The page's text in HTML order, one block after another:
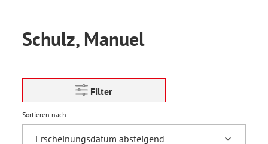
Schulz, Manuel
Filter
Sortieren nach